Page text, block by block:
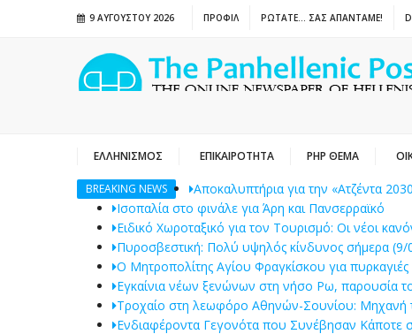
9 ΑΥΓΟΎΣΤΟΥ 2026 ΠΡΟΦΙΛ ΡΩΤΑΤΕ… ΣΑΣ ΑΠΑΝΤΑΜΕ!
ΕΛΛΗΝΙΣΜΟΣ ΕΠΙΚΑΙΡΟΤΗΤΑ PHP ΘΕΜΑ
BREAKING NEWS
Αποκαλυπτήρια για την «Ατζέντα
Ισοπαλία στο φινάλε για Άρη και Πανσερραϊκό
Ειδικό Χωροταξικό για τον Τουρισμό: Οι νέοι
Πυροσβεστική: Πολύ υψηλός κίνδυνος σήμερα (9/
Ο Μητροπολίτης Αγίου Φραγκίσκου για πυρκαγιές
Εγκαίνια νέων ξενώνων στη νήσο Ρω, παρουσία
Τροχαίο στη λεωφόρο Αθηνών-Σουνίου: Μηχανή
Ενδιαφέροντα Γεγονότα που Συνέβησαν Κάποτε